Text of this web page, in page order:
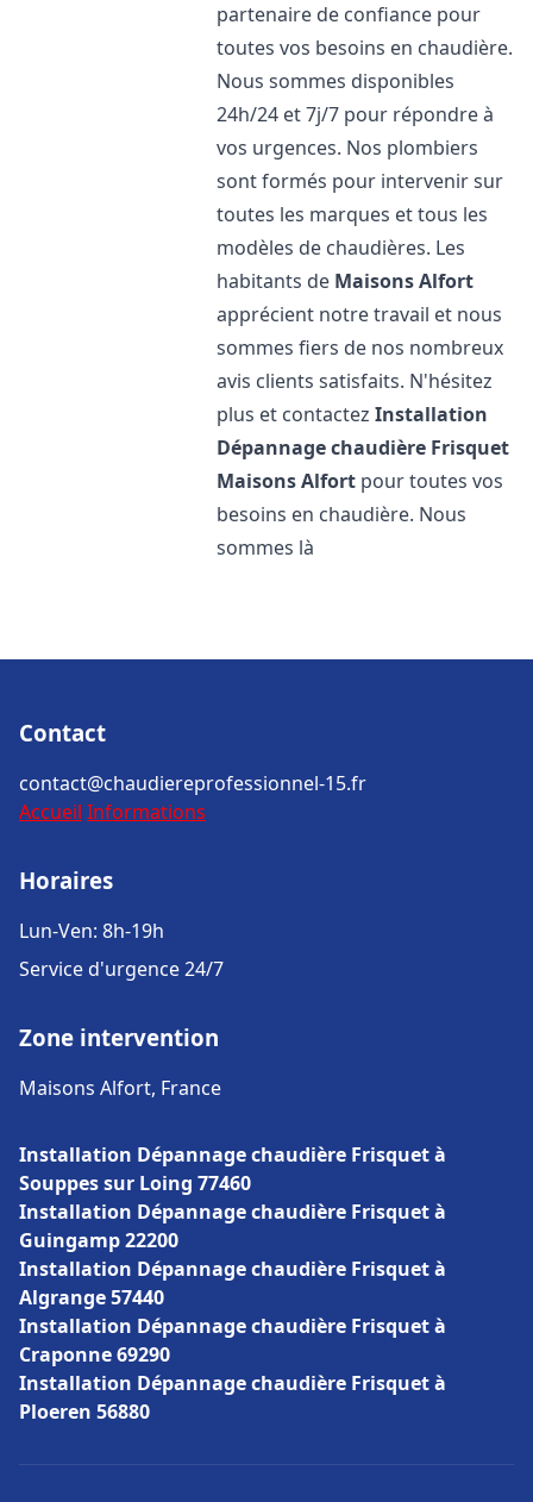
partenaire de confiance pour
toutes vos besoins en chaudière.
Nous sommes disponibles
24h/24 et 7j/7 pour répondre à
vos urgences. Nos plombiers
sont formés pour intervenir sur
toutes les marques et tous les
modèles de chaudières. Les
habitants de Maisons Alfort
apprécient notre travail et nous
sommes fiers de nos nombreux
avis clients satisfaits. N'hésitez
plus et contactezInstallation
Dépannage chaudière Frisquet
Maisons Alfort pour toutes vos
besoins en chaudière. Nous
sommes là
Contact
contact@chaudiereprofessionnel-15.fr
Accueil Informations
Horaires
Lun-Ven: 8h-19h
Service d'urgence 24/7
Zone intervention
Maisons Alfort, France
Installation Dépannage chaudière Frisquet à
Souppes sur Loing 77460
Installation Dépannage chaudière Frisquet à
Guingamp 22200
Installation Dépannage chaudière Frisquet à
Algrange 57440
Installation Dépannage chaudière Frisquet à
Craponne 69290
Installation Dépannage chaudière Frisquet à
Ploeren 56880